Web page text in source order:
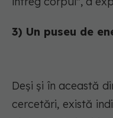
3) Un puseu de
Deși și în această
cercetări, există